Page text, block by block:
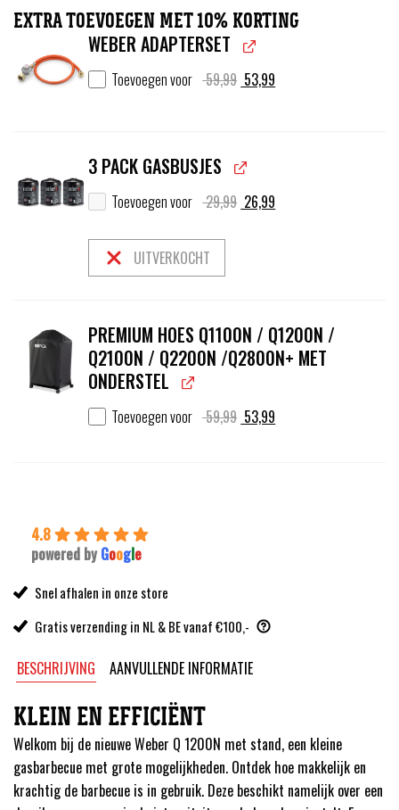
EXTRA TOEVOEGEN MET 10% KORTING
WEBER ADAPTERSET
Toevoegen voor 59,99 Oorspronkelijke
prijs
53,99
prijs
3 PACK GASBUSJES
Toevoegen voor 29,99 Oorspronkelijke
prijs
26,99
prijs
UITVERKOCHT
PREMIUM HOES Q1100N / Q1200N /
Q2100N / Q2200N /Q2800N+ MET
ONDERSTEL
Toevoegen voor 59,99 Oorspronkelijke
prijs
53,99
prijs
4.8
powered by Google
Snel afhalen in onze store
Gratis verzending in NL & BE vanaf €100,-
BESCHRIJVING AANVULLENDE INFORMATIE
KLEIN EN EFFICIËNT
Welkom bij de nieuwe Weber Q 1200N met stand, een kleine
gasbarbecue met grote mogelijkheden. Ontdek hoe makkelijk en
krachtig de barbecue is in gebruik. Deze beschikt namelijk over een